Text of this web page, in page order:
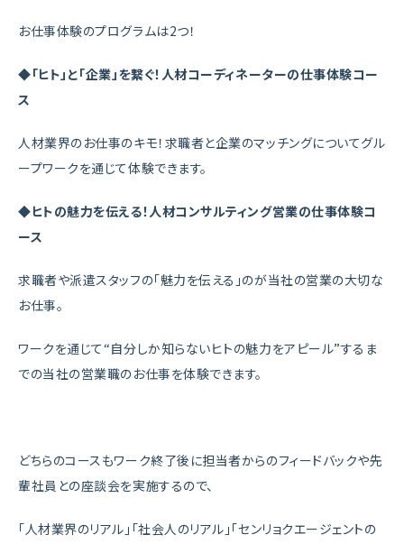
お仕事体験のプログラムは2つ！
◆「ヒト」と「企業」を繋ぐ！人材コーディネーターの仕事体験コー
ス
人材業界のお仕事のキモ！求職者と企業のマッチングについてグル
ープワークを通じて体験できます。
◆ヒトの魅力を伝える！人材コンサルティング営業の仕事体験コ
ース
求職者や派遣スタッフの「魅力を伝える」のが当社の営業の大切な
お仕事。
ワークを通じて“自分しか知らないヒトの魅力をアピール”するま
での当社の営業職のお仕事を体験できます。
どちらのコースもワーク終了後に担当者からのフィードバックや先
輩社員との座談会を実施するので、
「人材業界のリアル」「社会人のリアル」「センリョクエージェントの